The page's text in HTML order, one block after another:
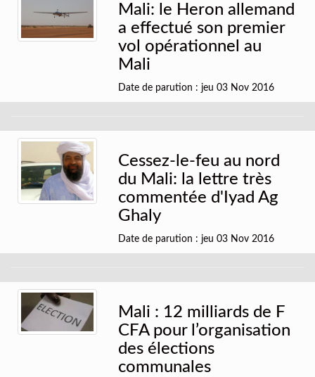
Mali: le Heron allemand
a effectué son premier
vol opérationnel au
Mali
Date de parution : jeu 03 Nov 2016
Cessez-le-feu au nord
du Mali: la lettre très
commentée d'Iyad Ag
Ghaly
Date de parution : jeu 03 Nov 2016
Mali : 12 milliards de F
CFA pour l’organisation
des élections
communales